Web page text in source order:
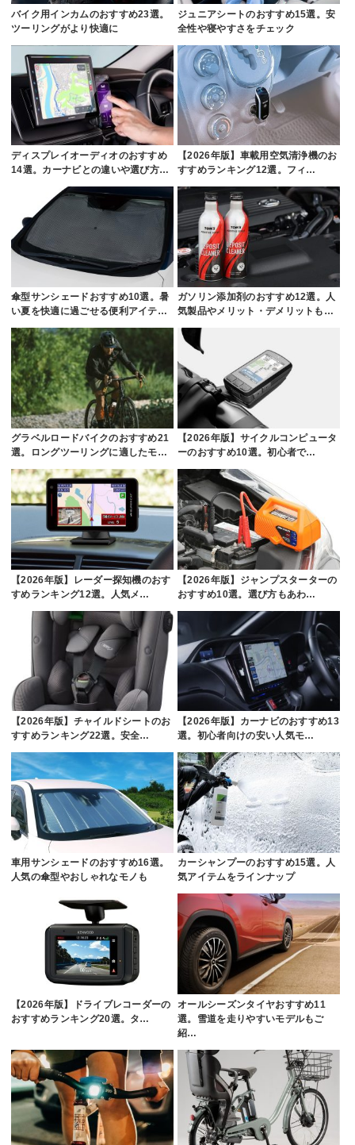
バイク用インカムのおすすめ23選。
ツーリングがより快適に
ジュニアシートのおすすめ15選。安
全性や寝やすさをチェック
ディスプレイオーディオのおすすめ
14選。カーナビとの違いや選び方…
【2026年版】車載用空気清浄機のお
すすめランキング12選。フィ…
傘型サンシェードおすすめ10選。暑
い夏を快適に過ごせる便利アイテ…
ガソリン添加剤のおすすめ12選。人
気製品やメリット・デメリットも…
グラベルロードバイクのおすすめ21
選。ロングツーリングに適したモ…
【2026年版】サイクルコンピュータ
ーのおすすめ10選。初心者で…
【2026年版】レーダー探知機のおす
すめランキング12選。人気メ…
【2026年版】ジャンプスターターの
おすすめ10選。選び方もあわ…
【2026年版】チャイルドシートのお
すすめランキング22選。安全…
【2026年版】カーナビのおすすめ13
選。初心者向けの安い人気モ…
車用サンシェードのおすすめ16選。
人気の傘型やおしゃれなモノも
カーシャンプーのおすすめ15選。人
気アイテムをラインナップ
【2026年版】ドライブレコーダーの
おすすめランキング20選。タ…
オールシーズンタイヤおすすめ11
選。雪道を走りやすいモデルもご
紹…